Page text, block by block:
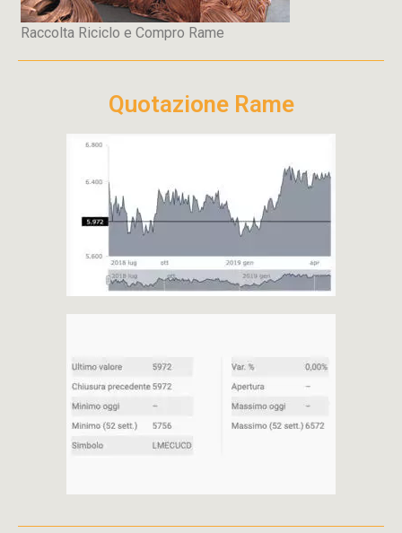
Raccolta Riciclo e Compro Rame
Quotazione Rame